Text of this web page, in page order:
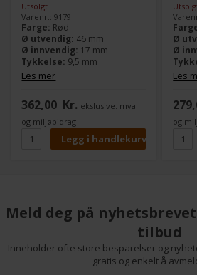
Utsolgt
Varenr.: 9179
Farge: Rød
Ø utvendig: 46 mm
Ø innvendig: 17 mm
Tykkelse: 9,5 mm
Pakning:
Les mer
362,00 Kr. ekslusive. mva
og miljøbidrag
Ø
Ø
Les
og
Meld deg på
tilbud
Inneholder ofte store besparelser og
gratis og enkelt å